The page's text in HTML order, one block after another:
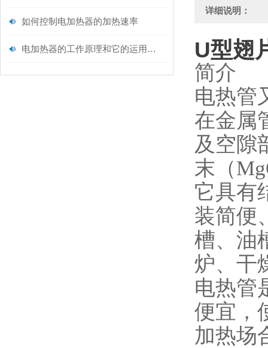
如何控制电加热器的加热速率
电加热器的工作原理和它的运用范围
详细说明：
U型翅
简介
电热管
在金属
及空隙
末（
它具有
装简便
槽、油
炉、干
电热管
便宜，
加热场